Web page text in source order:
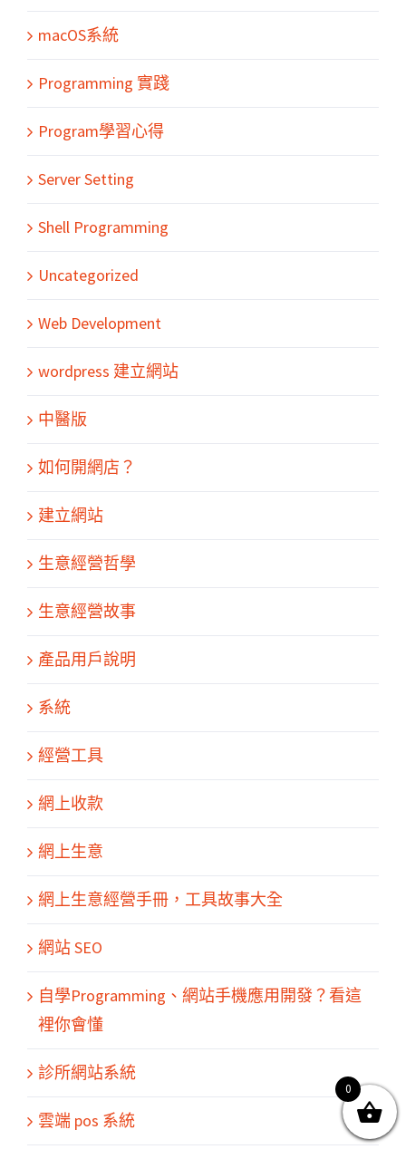
macOS系統
Programming 實踐
Program學習心得
Server Setting
Shell Programming
Uncategorized
Web Development
wordpress 建立網站
中醫版
如何開網店？
建立網站
生意經營哲學
生意經營故事
產品用戶說明
系統
經營工具
網上收款
網上生意
網上生意經營手冊，工具故事大全
網站 SEO
自學Programming、網站手機應用開發？看這
裡你會懂
診所網站系統
雲端 pos 系統
關於我們
2026 | All Rights Reserved by MARS tree 火星樹資訊科技
0